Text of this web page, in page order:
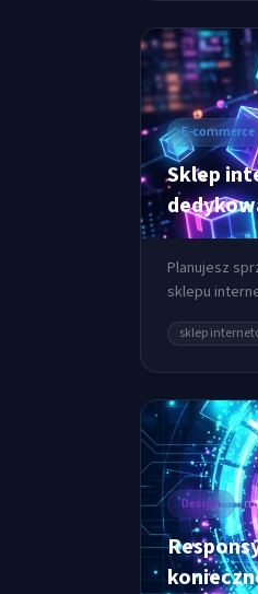
E-commerce
Sklep
Planujesz
sklepu
skali.
sklep
Design 5